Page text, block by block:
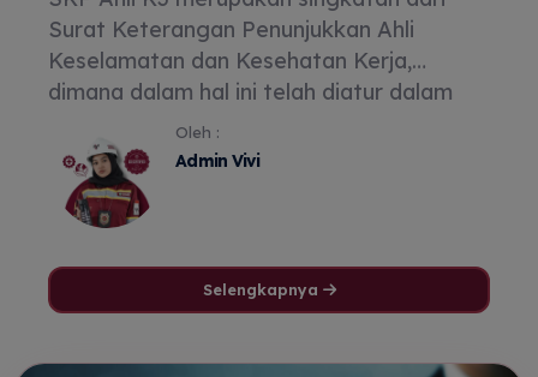
Surat Keterangan Penunjukkan Ahli
Keselamatan dan Kesehatan Kerja,
dimana dalam hal ini telah diatur dalam
Peraturan Menteri
Oleh :
Admin Vivi
Selengkapnya